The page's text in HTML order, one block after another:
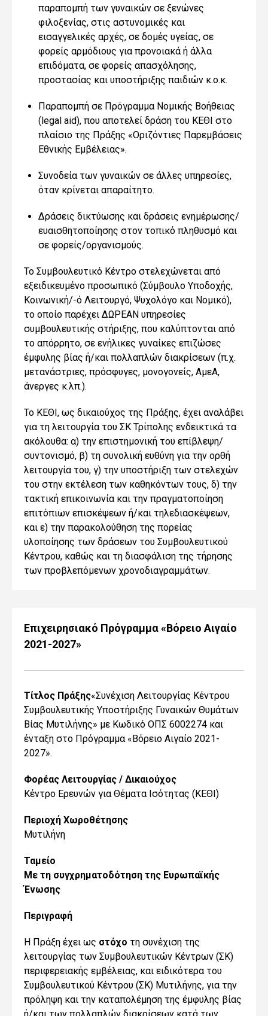
παραπομπή των γυναικών σε ξενώνες
φιλοξενίας, στις αστυνομικές και
εισαγγελικές αρχές, σε δομές υγείας, σε
φορείς αρμόδιους για προνοιακά ή άλλα
επιδόματα, σε φορείς απασχόλησης,
προστασίας και υποστήριξης παιδιών κ.ο.κ.
Παραπομπή σε Πρόγραμμα Νομικής Βοήθειας
(legal aid), που αποτελεί δράση του ΚΕΘΙ στο
πλαίσιο της Πράξης «Οριζόντιες Παρεμβάσεις
Εθνικής Εμβέλειας».
Συνοδεία των γυναικών σε άλλες υπηρεσίες,
όταν κρίνεται απαραίτητο.
Δράσεις δικτύωσης και δράσεις ενημέρωσης/
ευαισθητοποίησης στον τοπικό πληθυσμό και
σε φορείς/οργανισμούς.
Το Συμβουλευτικό Κέντρο στελεχώνεται από
εξειδικευμένο προσωπικό (Σύμβουλο Υποδοχής,
Κοινωνική/-ό Λειτουργό, Ψυχολόγο και Νομικό),
το οποίο παρέχει ΔΩΡΕΑΝ υπηρεσίες
συμβουλευτικής στήριξης, που καλύπτονται από
το απόρρητο, σε ενήλικες γυναίκες επιζώσες
έμφυλης βίας ή/και πολλαπλών διακρίσεων (π.χ.
μετανάστριες, πρόσφυγες, μονογονείς, ΑμεΑ,
άνεργες κ.λπ.).
Το ΚΕΘΙ, ως δικαιούχος της Πράξης, έχει αναλάβει
για τη λειτουργία του ΣΚ Τρίπολης ενδεικτικά τα
ακόλουθα: α) την επιστημονική του επίβλεψη/
συντονισμό, β) τη συνολική ευθύνη για την ορθή
λειτουργία του, γ) την υποστήριξη των στελεχών
του στην εκτέλεση των καθηκόντων τους, δ) την
τακτική επικοινωνία και την πραγματοποίηση
επιτόπιων επισκέψεων ή/και τηλεδιασκέψεων,
και ε) την παρακολούθηση της πορείας
υλοποίησης των δράσεων του Συμβουλευτικού
Κέντρου, καθώς και τη διασφάλιση της τήρησης
των προβλεπόμενων χρονοδιαγραμμάτων.
Επιχειρησιακό Πρόγραμμα «Βόρειο Αιγαίο
2021-2027»
Τίτλος Πράξης«Συνέχιση Λειτουργίας Κέντρου
Συμβουλευτικής Υποστήριξης Γυναικών Θυμάτων
Βίας Μυτιλήνης» με Κωδικό ΟΠΣ 6002274 και
ένταξη στο Πρόγραμμα «Βόρειο Αιγαίο 2021-
2027».
Φορέας Λειτουργίας / Δικαιούχος
Κέντρο Ερευνών για Θέματα Ισότητας (ΚΕΘΙ)
Περιοχή Χωροθέτησης
Μυτιλήνη
Ταμείο
Με τη συγχρηματοδότηση της Ευρωπαϊκής
Ένωσης
Περιγραφή
Η Πράξη έχει ως στόχο τη συνέχιση της
λειτουργίας των Συμβουλευτικών Κέντρων (ΣΚ)
περιφερειακής εμβέλειας, και ειδικότερα του
Συμβουλευτικού Κέντρου (ΣΚ) Μυτιλήνης, για την
πρόληψη και την καταπολέμηση της έμφυλης βίας